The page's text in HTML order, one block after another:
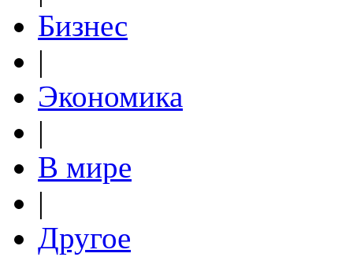
Бизнес
|
Экономика
|
В мире
|
Другое